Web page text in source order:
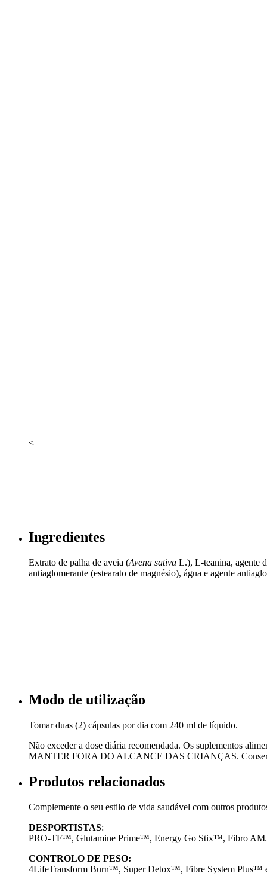
<
Ingredientes
Extrato de palha de aveia (Avena sativa L.), L-teanina, agente
antiaglomerante (estearato de magnésio), água e agente
Modo de utilização
Tomar duas (2) cápsulas por dia com 240 ml de líquido.
Não exceder a dose diária recomendada. Os suplementos
MANTER FORA DO ALCANCE DAS CRIANÇAS.
Produtos relacionados
Complemente o seu estilo de vida saudável com outros
DESPORTISTAS:
PRO-TF™, Glutamine Prime™, Energy Go Stix™, Fibro
CONTROLO DE PESO:
4LifeTransform Burn™, Super Detox™, Fibre System Plus™